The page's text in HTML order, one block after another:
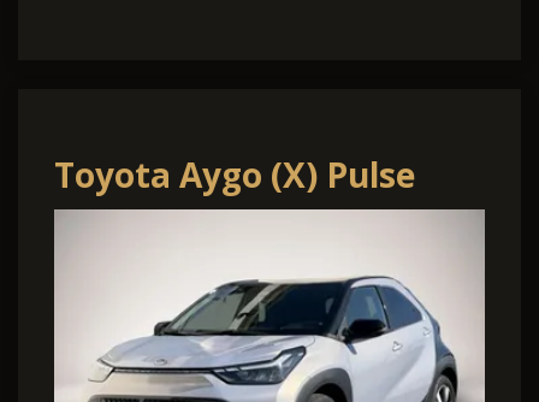
Toyota Aygo (X) Pulse
Smart 1,5 Hybrid CVT
85KW Winterpaket